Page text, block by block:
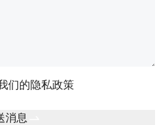
们的隐私政策
消息